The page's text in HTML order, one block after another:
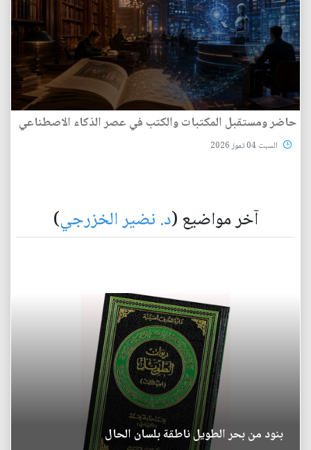
حاضر ومستقبل المكتبات والكتب في عصر الذكاء الاصطناعي
السبت 04 تموز 2026
آخر مواضيع (د. نضير الخزرجي)
بنود من بحر الطويل ناطقة بلسان الحال